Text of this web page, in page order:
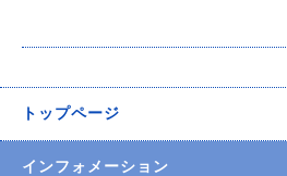
トップページ
インフォメーション